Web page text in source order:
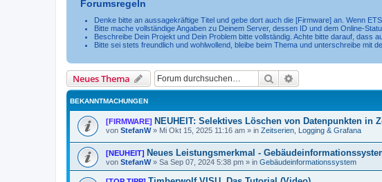
Forumsregeln
Denke bitte an aussagekräftige Titel und gebe dort auch die [Firmware] an. Wenn
Bitte mache vollständige Angaben zu Deinem Server, dessen ID und dem Online-
Beschreibe Dein Projekt und Dein Problem bitte vollständig. Achte bitte darauf, dass
Bitte sei stets freundlich und wohlwollend, bleibe beim Thema und unterschreibe mit
Neues Thema Suche
BEKANNTMACHUNGEN
[FIRMWARE] NEUHEIT: Selektives Löschen von Datenpunkten in
von StefanW» Mi Okt 15, 2025 11:16 am » in Zeitserien, Logging & Grafana
[NEUHEIT] Neues Leistungsmerkmal -
von StefanW» Sa Sep 07, 2024 5:38 pm » in Gebäudeinformationssystem